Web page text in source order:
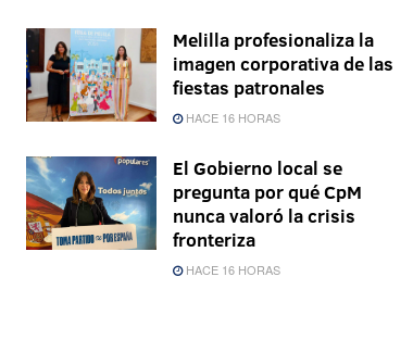
Melilla profesionaliza la
imagen corporativa de las
fiestas patronales
HACE 16 HORAS
El Gobierno local se
pregunta por qué CpM
nunca valoró la crisis
fronteriza
HACE 16 HORAS